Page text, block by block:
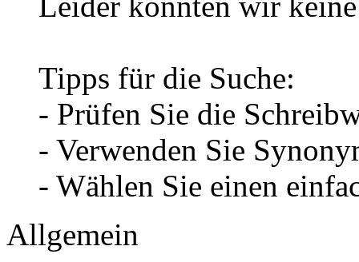
Tipps für die Suche:
- Prüfen Sie die
- Verwenden Sie
- Wählen Sie einen
Allgemein